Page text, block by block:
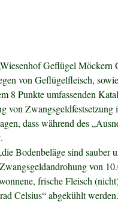
Geflügel Möckern
von Geflügelfleisch,
8 Punkte umfassenden
von
dass während des
Bodenbeläge sind sauber
von
frische Fleisch
Celsius“ abgekühlt werden.